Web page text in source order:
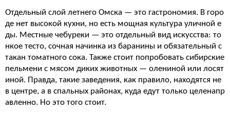
Отдельный слой летнего Омска — это гастрономия. В горо
де нет высокой кухни, но есть мощная культура уличной е
ды. Местные чебуреки — это отдельный вид искусства: то
нкое тесто, сочная начинка из баранины и обязательный с
такан томатного сока. Также стоит попробовать сибирские
пельмени с мясом диких животных — олениной или лосят
иной. Правда, такие заведения, как правило, находятся не
в центре, а в спальных районах, куда едут только целенапр
авленно. Но это того стоит.